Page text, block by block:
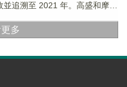
追溯至 2021 年。高盛和摩根
多